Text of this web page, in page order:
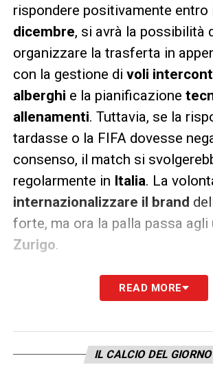
rispondere positivamente entro
dicembre, si avrà la possibilità
organizzare la trasferta in
con la gestione di voli
alberghi e la pianificazione
allenamenti. Tuttavia, se la
tardasse o la FIFA dovesse
consenso, il match si
regolarmente in Italia. La
internazionalizzare il brand
forte, ma ora la palla passa agli
Zurigo.
LA PLAYLIST DELLE NOSTRE
READ MORE
IL CALCIO DEL GIORNO